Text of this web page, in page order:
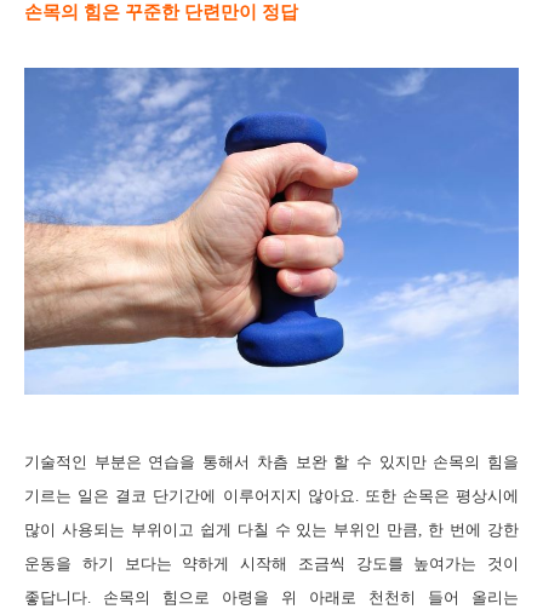
손목의 힘은 꾸준한 단련만이 정답
기술적인 부분은 연습을 통해서 차츰 보완 할 수 있지만 손목의 힘을
기르는 일은 결코 단기간에 이루어지지 않아요. 또한 손목은 평상시에
많이 사용되는 부위이고 쉽게 다칠 수 있는 부위인 만큼, 한 번에 강한
운동을 하기 보다는 약하게 시작해 조금씩 강도를 높여가는 것이
좋답니다. 손목의 힘으로 아령을 위 아래로 천천히 들어 올리는